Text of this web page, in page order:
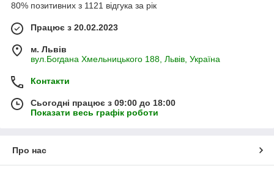
80% позитивних з 1121 відгука за рік
Працює з 20.02.2023
м. Львів
вул.Богдана Хмельницького 188, Львів, Україна
Контакти
Сьогодні працює з 09:00 до 18:00
Показати весь графік роботи
Про нас